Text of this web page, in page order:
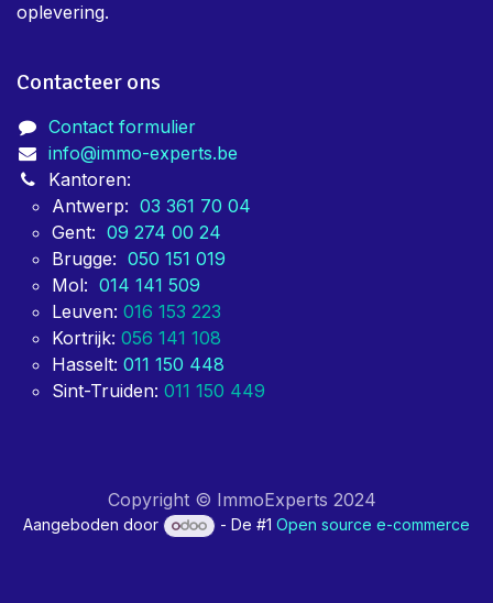
oplevering.
Contacteer ons
Contact formulier
info@immo-experts.be
Kantoren:
Antwerp: 03 361 70 04
Gent: 09 274 00 24
Brugge: 050 151 019
Mol: 014 141 509
Leuven: 016 153 223
Kortrijk: 056 141 108
Hasselt: 011 150 448
Sint-Truiden: 011 150 449
Copyright © ImmoExperts 2024
Aangeboden door - De #1Open source e-commerce